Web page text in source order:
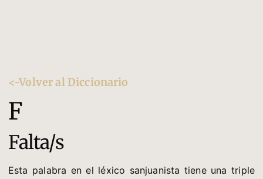
<-Volver al Diccionario
F
Falta/s
Esta palabra en el léxico sanjuanista tiene una triple